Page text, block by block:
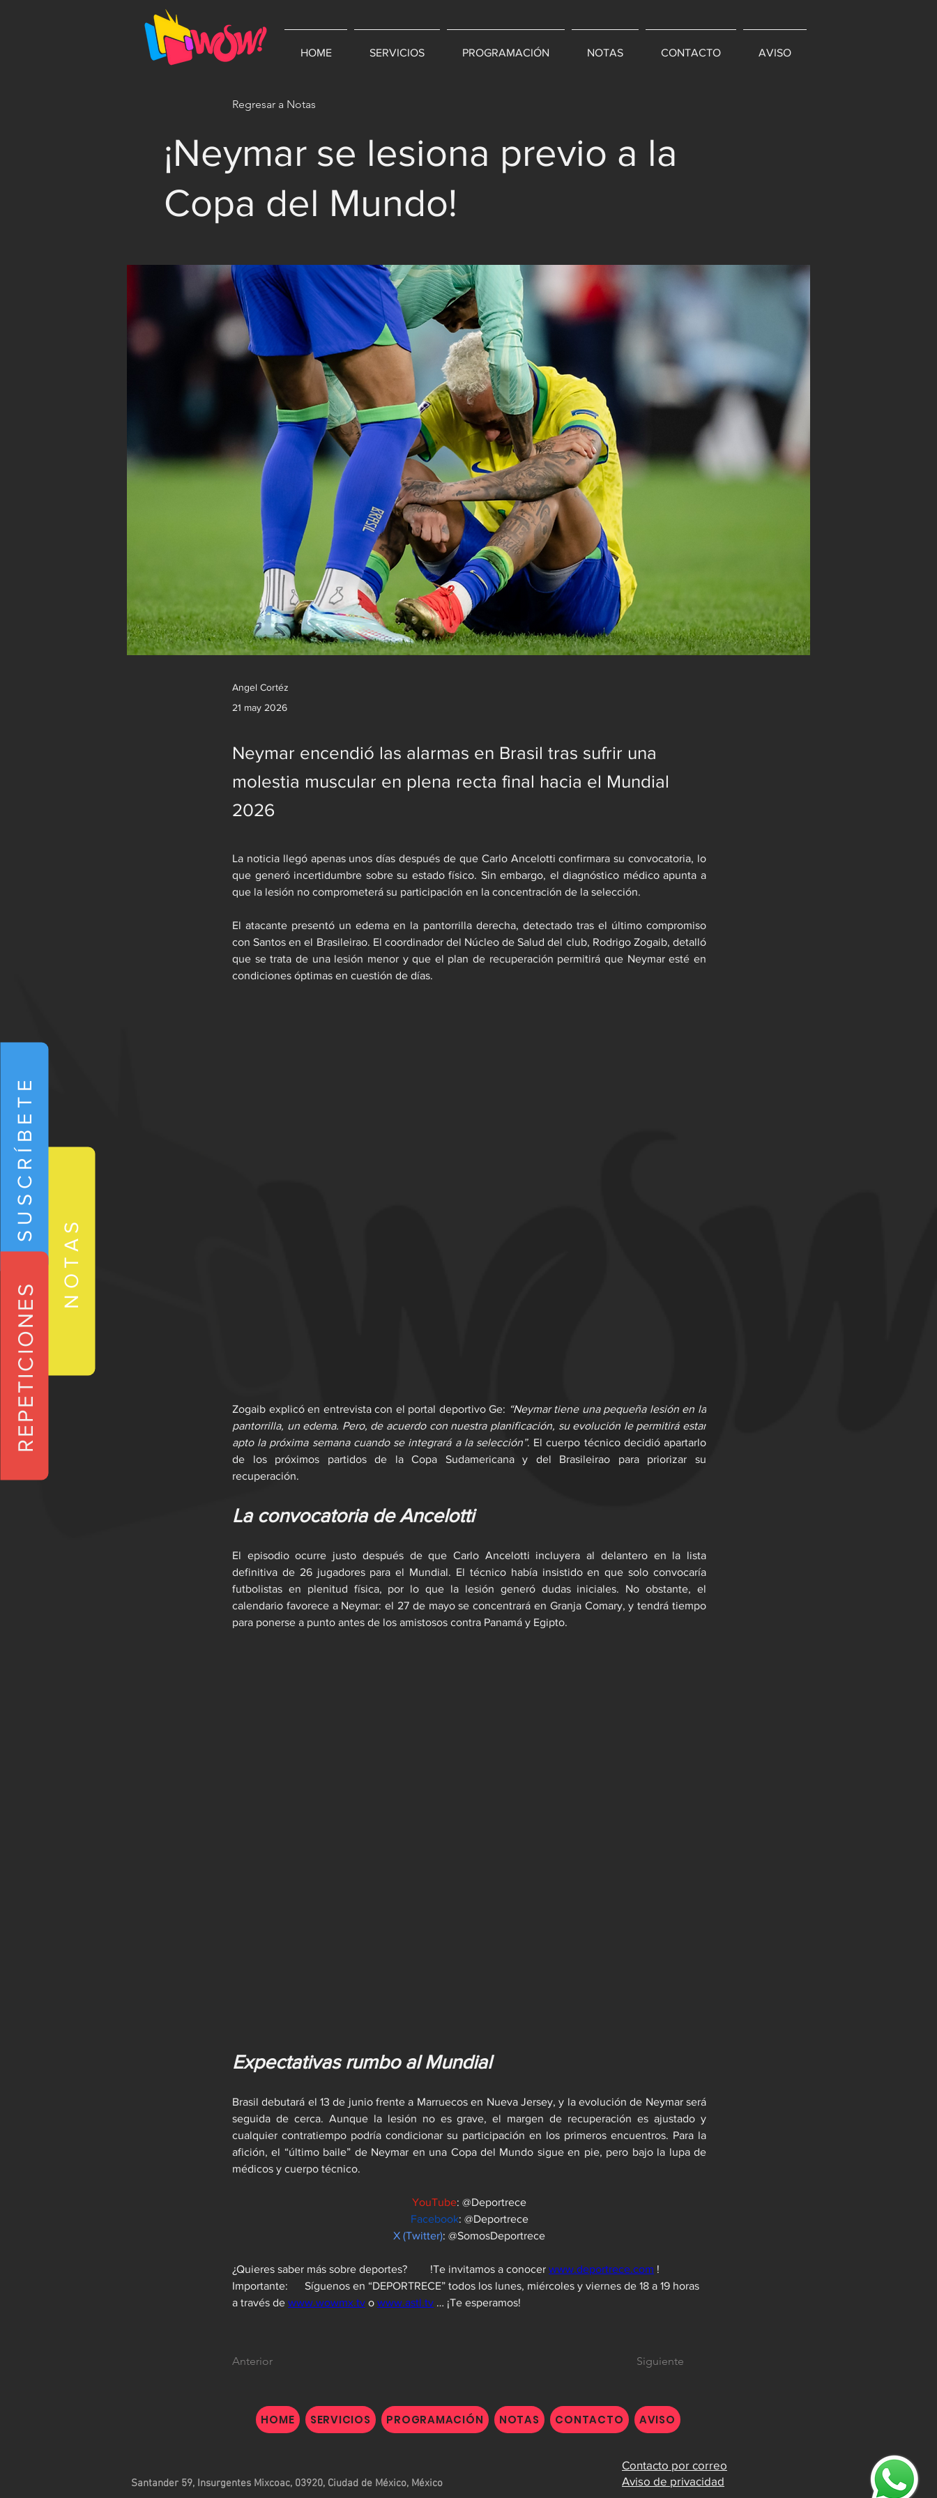
HOME SERVICIOS PROGRAMACIÓN NOTAS CONTACTO AVISO
NOTAS
SUSCRÍBETE
REPETICIONES
Regresar a Notas
¡Neymar se lesiona previo a la
Copa del Mundo!
Angel Cortéz
21 may 2026
Neymar encendió las alarmas en Brasil tras sufrir una
molestia muscular en plena recta final hacia el Mundial
2026
La noticia llegó apenas unos días después de que Carlo Ancelotti confirmara su convocatoria, lo
que generó incertidumbre sobre su estado físico. Sin embargo, el diagnóstico médico apunta a
que la lesión no comprometerá su participación en la concentración de la selección.
El atacante presentó un edema en la pantorrilla derecha, detectado tras el último compromiso
con Santos en el Brasileirao. El coordinador del Núcleo de Salud del club, Rodrigo Zogaib, detalló
que se trata de una lesión menor y que el plan de recuperación permitirá que Neymar esté en
condiciones óptimas en cuestión de días.
Zogaib explicó en entrevista con el portal deportivo Ge: “Neymar tiene una pequeña lesión en la
pantorrilla, un edema. Pero, de acuerdo con nuestra planificación, su evolución le permitirá estar
apto la próxima semana cuando se integrará a la selección”. El cuerpo técnico decidió apartarlo
de los próximos partidos de la Copa Sudamericana y del Brasileirao para priorizar su
recuperación.
La convocatoria de Ancelotti
El episodio ocurre justo después de que Carlo Ancelotti incluyera al delantero en la lista
definitiva de 26 jugadores para el Mundial. El técnico había insistido en que solo convocaría
futbolistas en plenitud física, por lo que la lesión generó dudas iniciales. No obstante, el
calendario favorece a Neymar: el 27 de mayo se concentrará en Granja Comary, y tendrá tiempo
para ponerse a punto antes de los amistosos contra Panamá y Egipto.
Expectativas rumbo al Mundial
Brasil debutará el 13 de junio frente a Marruecos en Nueva Jersey, y la evolución de Neymar será
seguida de cerca. Aunque la lesión no es grave, el margen de recuperación es ajustado y
cualquier contratiempo podría condicionar su participación en los primeros encuentros. Para la
afición, el “último baile” de Neymar en una Copa del Mundo sigue en pie, pero bajo la lupa de
médicos y cuerpo técnico.
YouTube: @Deportrece
Facebook: @Deportrece
X (Twitter): @SomosDeportrece
¿Quieres saber más sobre deportes?	 !Te invitamos a conocer www.deportrece.com !
Importante:      Síguenos en “DEPORTRECE” todos los lunes, miércoles y viernes de 18 a 19 horas
a través de www.wowmx.tv o www.astl.tv … ¡Te esperamos!
Anterior Siguiente
HOME SERVICIOS PROGRAMACIÓN NOTAS CONTACTO AVISO
Contacto por correo
Santander 59, Insurgentes Mixcoac, 03920, Ciudad de México, México Aviso de privacidad